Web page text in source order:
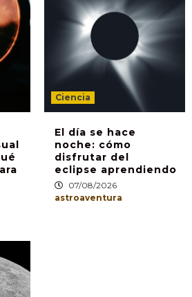
Ciencia
El día se hace
noche: cómo
disfrutar del
eclipse aprendiendo
07/08/2026
astroaventura